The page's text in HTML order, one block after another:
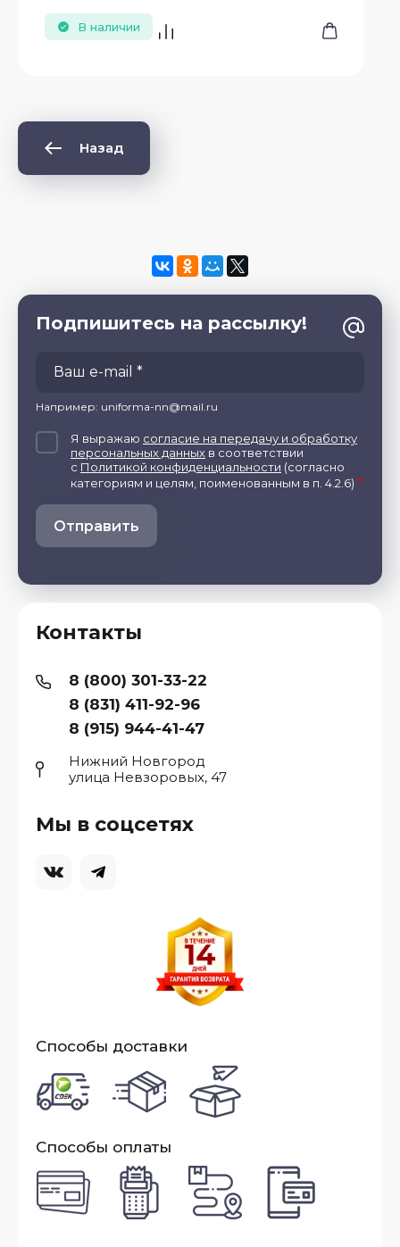
В наличии
Назад
Контакты
8 (800) 301-33-22
8 (831) 411-92-96
8 (915) 944-41-47
Нижний Новгород
улица Невзоровых, 47
Мы в соцсетях
Способы доставки
Способы оплаты
Подпишитесь на рассылку!
Например: uniforma-nn@mail.ru
Я выражаю согласие на передачу и обработку
персональных данных в соответствии
с Политикой конфиденциальности (согласно
категориям и целям, поименованным в п. 4.2.6) *
Отправить